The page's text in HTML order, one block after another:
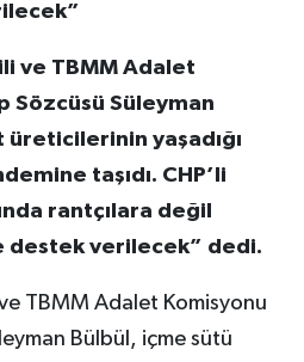
ve TBMM Adalet
Sözcüsü Süleyman
üreticilerinin yaşadığı
taşıdı. CHP’li
rantçılara değil
verilecek” dedi.
TBMM Adalet Komisyonu
Bülbül, içme sütü